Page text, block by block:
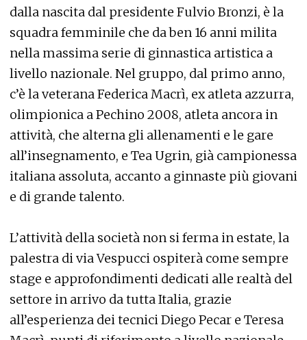
dalla nascita dal presidente Fulvio Bronzi, è la
squadra femminile che da ben 16 anni milita
nella massima serie di ginnastica artistica a
livello nazionale. Nel gruppo, dal primo anno,
c’è la veterana Federica Macrì, ex atleta azzurra,
olimpionica a Pechino 2008, atleta ancora in
attività, che alterna gli allenamenti e le gare
all’insegnamento, e Tea Ugrin, già campionessa
italiana assoluta, accanto a ginnaste più giovani
e di grande talento.
L’attività della società non si ferma in estate, la
palestra di via Vespucci ospiterà come sempre
stage e approfondimenti dedicati alle realtà del
settore in arrivo da tutta Italia, grazie
all’esperienza dei tecnici Diego Pecar e Teresa